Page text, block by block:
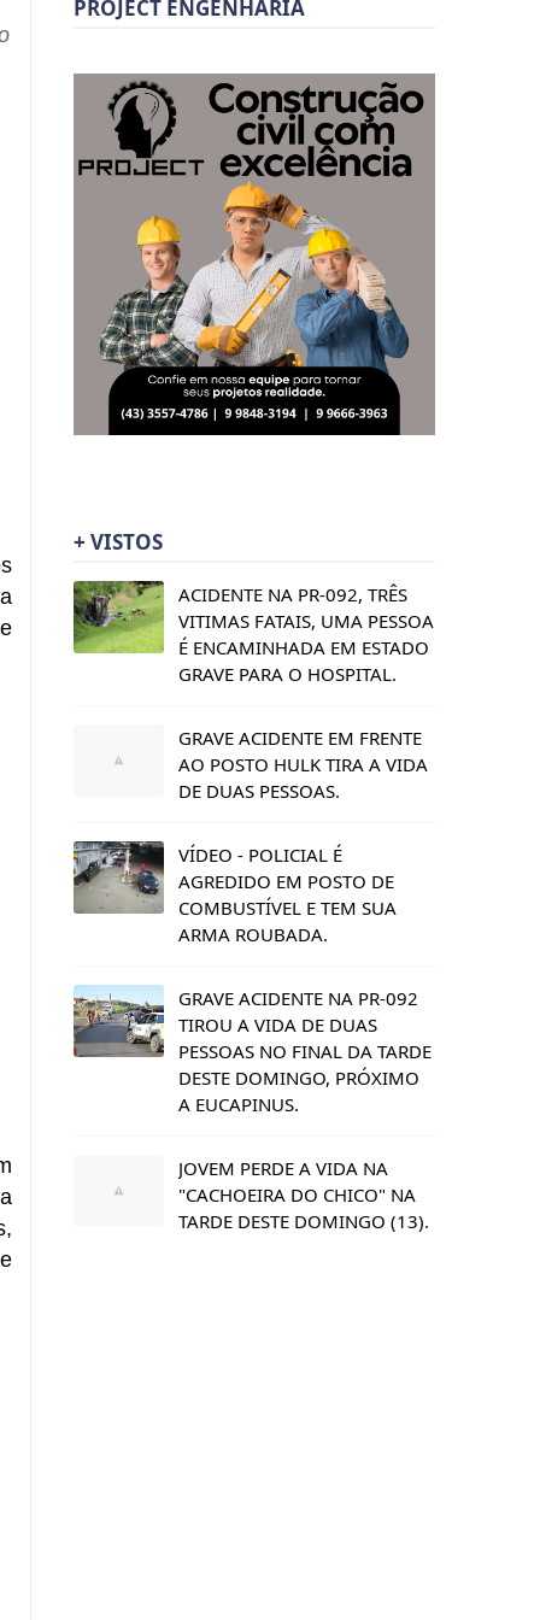
,
PROJECT ENGENHARIA
+ VISTOS
ACIDENTE NA PR-092, TRÊS
VITIMAS FATAIS, UMA PESSOA
É ENCAMINHADA EM ESTADO
GRAVE PARA O HOSPITAL.
GRAVE ACIDENTE EM FRENTE
AO POSTO HULK TIRA A VIDA
DE DUAS PESSOAS.
VÍDEO - POLICIAL É
AGREDIDO EM POSTO DE
COMBUSTÍVEL E TEM SUA
ARMA ROUBADA.
GRAVE ACIDENTE NA PR-092
TIROU A VIDA DE DUAS
PESSOAS NO FINAL DA TARDE
DESTE DOMINGO, PRÓXIMO
A EUCAPINUS.
JOVEM PERDE A VIDA NA
"CACHOEIRA DO CHICO" NA
TARDE DESTE DOMINGO (13).